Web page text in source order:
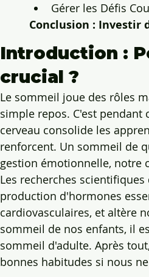
Gérer les Défis
Conclusion : Investir
Introduction :
crucial ?
Le sommeil joue des rôles
simple repos. C'est pendant
cerveau consolide les
renforcent. Un sommeil de
gestion émotionnelle, notre
Les recherches
production d'hormones
cardiovasculaires, et altère
sommeil de nos enfants, il
sommeil d'adulte. Après
bonnes habitudes si nous